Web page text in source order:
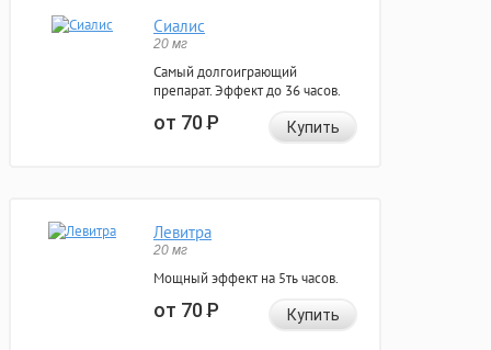
Сиалис
20 мг
Самый долгоиграющий
препарат. Эффект до 36 часов.
от 70Р Купить
Левитра
20 мг
Мощный эффект на 5ть часов.
от 70Р Купить